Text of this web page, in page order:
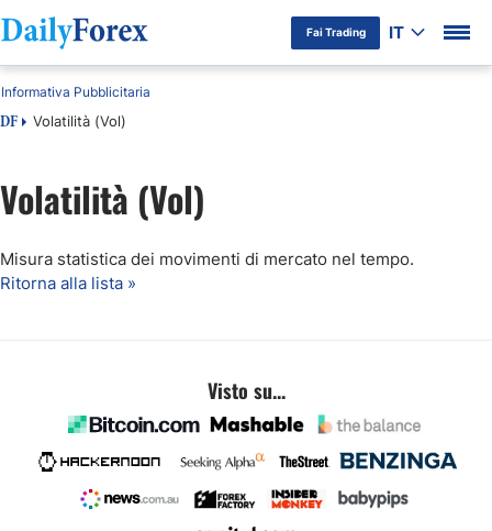
Fai Trading IT
DF Volatilità (Vol)
Informativa Pubblicitaria
Volatilità (Vol)
Misura statistica dei movimenti di mercato nel tempo.
Ritorna alla lista »
Visto su...